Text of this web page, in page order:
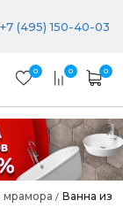
+7 (495) 150-40-03
0 0 0
мрамора / Ванна из